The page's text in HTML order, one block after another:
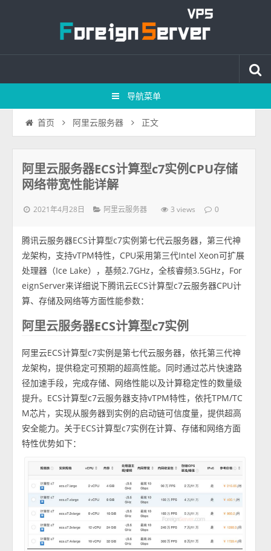
导航菜单
首页 阿里云服务器 正文
阿里云服务器ECS计算型c7实例CPU存储
网络带宽性能详解
2021年4月28日 阿里云服务器 3 views 0
腾讯云服务器ECS计算型c7实例第七代云服务器，第三代神
龙架构，支持vTPM特性，CPU采用第三代Intel Xeon可扩展
处理器（Ice Lake），基频2.7GHz，全核睿频3.5GHz，For
eignServer来详细说下腾讯云ECS计算型c7云服务器CPU计
算、存储及网络等方面性能参数：
阿里云服务器ECS计算型c7实例
阿里云ECS计算型c7实例是第七代云服务器，依托第三代神
龙架构，提供稳定可预期的超高性能。同时通过芯片快速路
径加速手段，完成存储、网络性能以及计算稳定性的数量级
提升。ECS计算型c7云服务器支持vTPM特性，依托TPM/TC
M芯片，实现从服务器到实例的启动链可信度量，提供超高
安全能力。关于ECS计算型c7实例在计算、存储和网络方面
特性优势如下：